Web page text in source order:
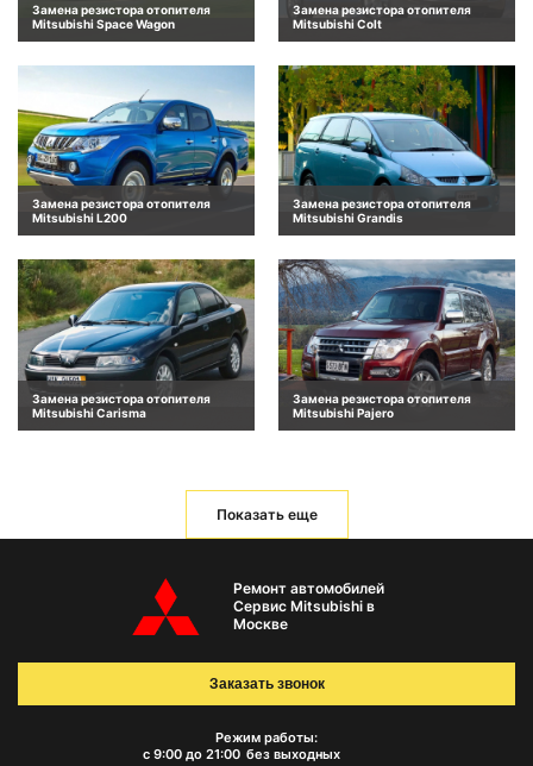
Замена резистора отопителя
Mitsubishi Space Wagon
Замена резистора отопителя
Mitsubishi Colt
Замена резистора отопителя
Mitsubishi L200
Замена резистора отопителя
Mitsubishi Grandis
Замена резистора отопителя
Mitsubishi Carisma
Замена резистора отопителя
Mitsubishi Pajero
Показать еще
Ремонт автомобилей
Сервис Mitsubishi в
Москве
Режим работы:
с 9:00 до 21:00 без выходных
Заказать звонок